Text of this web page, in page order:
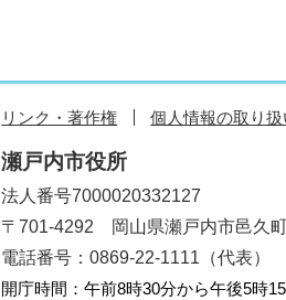
リンク・著作権 個人情報の取り扱
瀬戸内市役所
法人番号7000020332127
〒701-4292 岡山県瀬戸内市邑久
電話番号：0869-22-1111（代表）
開庁時間：午前8時30分から午後5時